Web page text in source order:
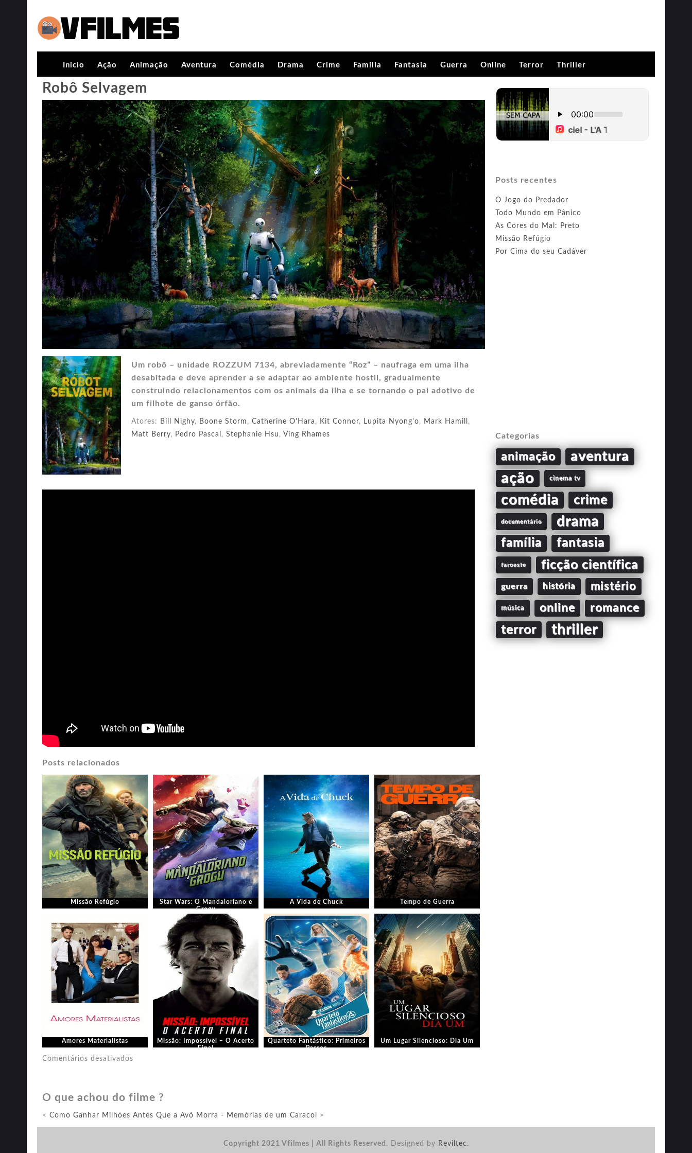
Inicio Ação Animação Aventura Comédia Drama Crime Família Fantasia Guerra Online Terror Thriller
Robô Selvagem
Um robô – unidade ROZZUM 7134, abreviadamente “Roz” – naufraga em uma ilha
desabitada e deve aprender a se adaptar ao ambiente hostil, gradualmente
construindo relacionamentos com os animais da ilha e se tornando o pai adotivo de
um filhote de ganso órfão.
Atores: Bill Nighy, Boone Storm , Catherine O'Hara , Kit Connor, Lupita Nyong'o, Mark Hamill ,
Matt Berry, Pedro Pascal , Stephanie Hsu , Ving Rhames
Posts relacionados
Missão Refúgio
Star Wars: O Mandaloriano e
Grogu
A Vida de Chuck Tempo de Guerra
Amores Materialistas
Missão: Impossível – O Acerto
Final
Quarteto Fantástico: Primeiros
Passos
Um Lugar Silencioso: Dia Um
Comentários desativados
Silencioso:
O que achou do filme ?
< Como Ganhar Milhões Antes Que a Avó Morra - Memórias de um Caracol >
Posts recentes
O Jogo do Predador
Todo Mundo em Pânico
As Cores do Mal: Preto
Missão Refúgio
Por Cima do seu Cadáver
Categorias
animação aventura
ação cinema tv
comédia crime
documentário drama
família fantasia
faroeste ficção científica
guerra história mistério
música online romance
terror thriller
Copyright 2021 Vfilmes | All Rights Reserved. Designed by Reviltec.